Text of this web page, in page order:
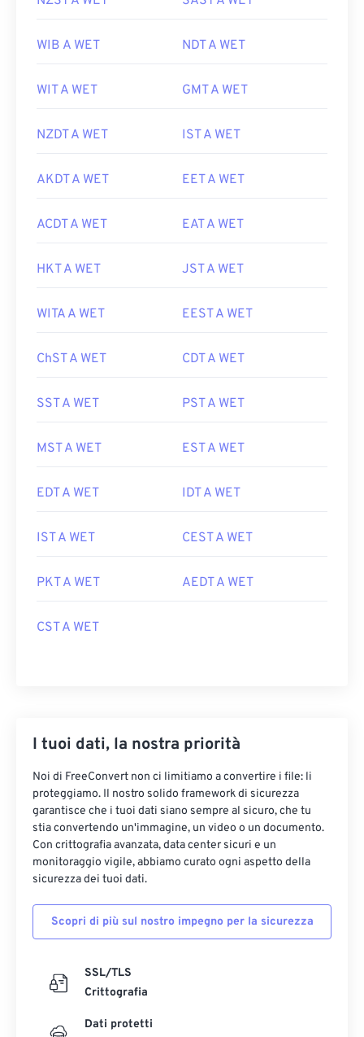
WIB A WET NDT A WET
WIT A WET GMT A WET
NZDT A WET IST A WET
AKDT A WET EET A WET
ACDT A WET EAT A WET
HKT A WET JST A WET
WITA A WET EEST A WET
ChST A WET CDT A WET
SST A WET PST A WET
MST A WET EST A WET
EDT A WET IDT A WET
IST A WET CEST A WET
PKT A WET AEDT A WET
CST A WET
I tuoi dati, la nostra priorità
Noi di FreeConvert non ci limitiamo a convertire i file: li
proteggiamo. Il nostro solido framework di sicurezza
garantisce che i tuoi dati siano sempre al sicuro, che tu
stia convertendo un'immagine, un video o un documento.
Con crittografia avanzata, data center sicuri e un
monitoraggio vigile, abbiamo curato ogni aspetto della
sicurezza dei tuoi dati.
Scopri di più sul nostro impegno per la sicurezza
SSL/TLS
Crittografia
Dati protetti